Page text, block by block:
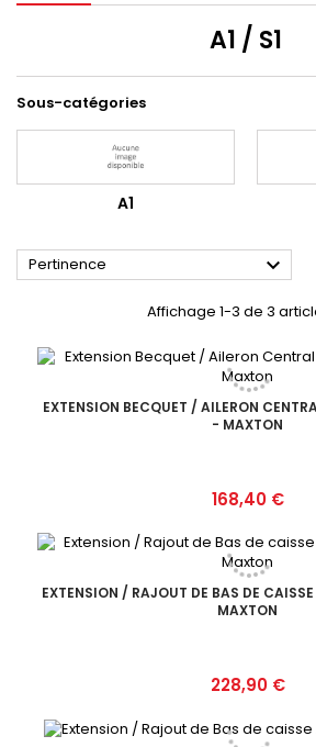
A1 / S1
Sous-catégories
A1
Pertinence 
Affichage 1-3 de 3
EXTENSION BECQUET / AILERON
- MAXTON
Prix
168,40 €
EXTENSION / RAJOUT DE BAS DE
MAXTON
Prix
228,90 €